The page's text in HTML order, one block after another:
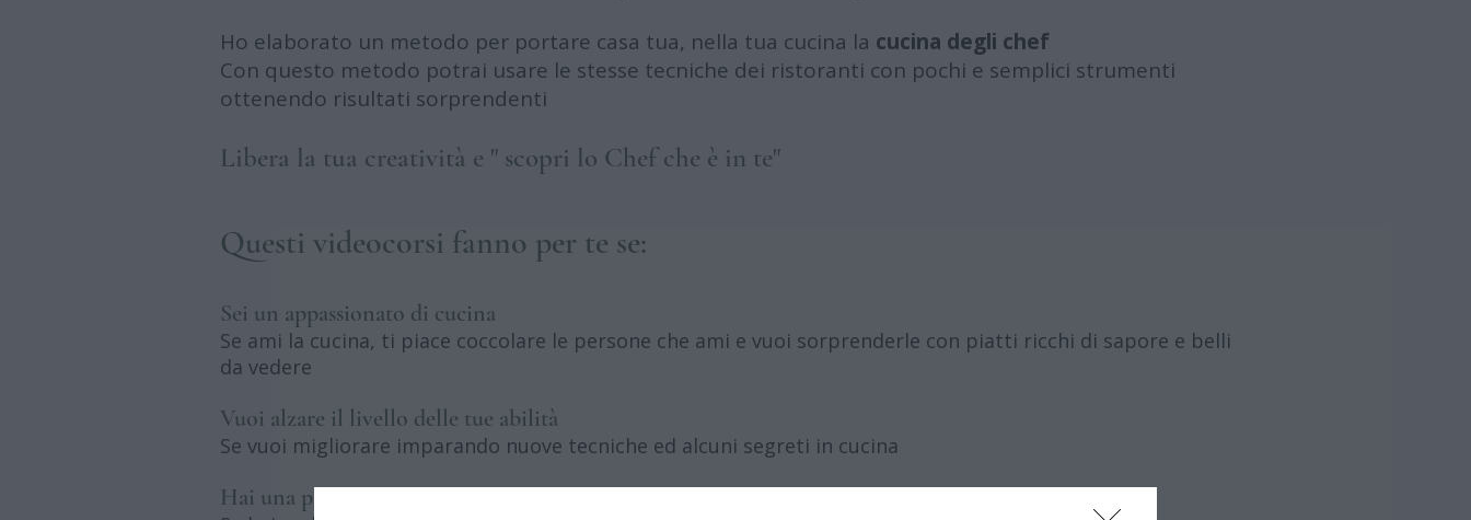
Ho elaborato un metodo per portare casa tua, nella tua cucina la cucina degli chef
Con questo metodo potrai usare le stesse tecniche dei ristoranti con pochi e semplici strumenti
ottenendo risultati sorprendenti
Libera la tua creatività e " scopri lo Chef che è in te"
Questi videocorsi fanno per te se:
Sei un appassionato di cucina
Se ami la cucina, ti piace coccolare le persone che ami e vuoi sorprenderle con piatti ricchi di sapore e belli
da vedere
Vuoi alzare il livello delle tue abilità
Se vuoi migliorare imparando nuove tecniche ed alcuni segreti in cucina
Hai una piccola attività di ristoro